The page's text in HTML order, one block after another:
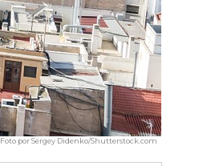
Foto porSergey Didenko/Shutterstock.com